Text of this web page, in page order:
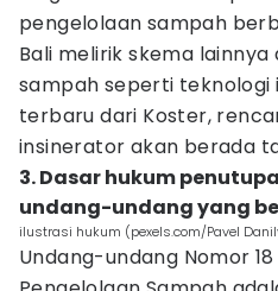
pengelolaan sampah
Bali melirik skema
sampah seperti teknologi
terbaru dari Koster,
insinerator akan berada
3. Dasar hukum
undang-undang yang
ilustrasi hukum (pexels.com/Pavel
Undang-undang Nomor